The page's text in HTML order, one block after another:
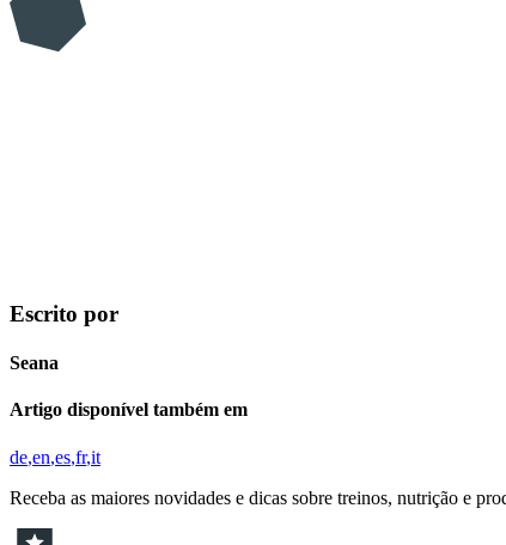
Escrito por
Seana
Artigo disponível também em
de en es fr it
Receba as maiores novidades e dicas sobre treinos, nutrição e